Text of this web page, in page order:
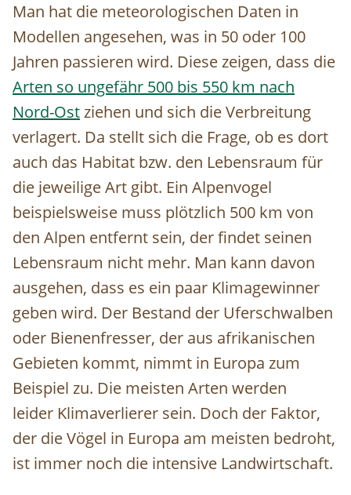
Man hat die meteorologischen Daten in
Modellen angesehen, was in 50 oder 100
Jahren passieren wird. Diese zeigen, dass die
Arten so ungefähr 500 bis 550 km nach
Nord-Ostziehen und sich die Verbreitung
verlagert. Da stellt sich die Frage, ob es dort
auch das Habitat bzw. den Lebensraum für
die jeweilige Art gibt. Ein Alpenvogel
beispielsweise muss plötzlich 500 km von
den Alpen entfernt sein, der findet seinen
Lebensraum nicht mehr. Man kann davon
ausgehen, dass es ein paar Klimagewinner
geben wird. Der Bestand der Uferschwalben
oder Bienenfresser, der aus afrikanischen
Gebieten kommt, nimmt in Europa zum
Beispiel zu. Die meisten Arten werden
leider Klimaverlierer sein. Doch der Faktor,
der die Vögel in Europa am meisten bedroht,
ist immer noch die intensive Landwirtschaft.